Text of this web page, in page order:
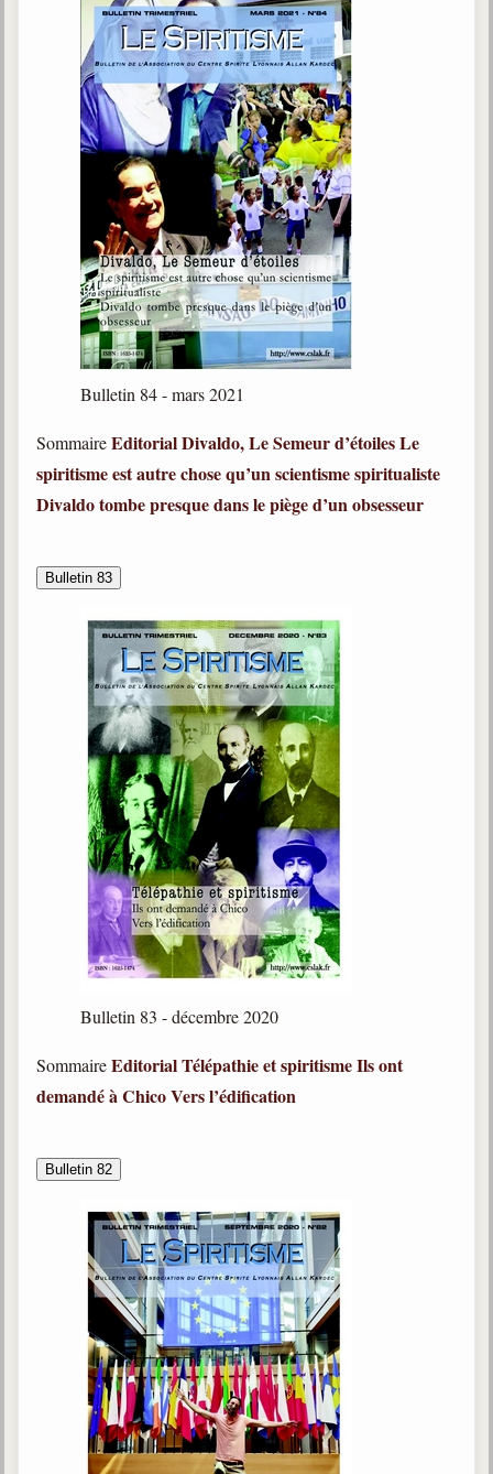
Bulletin 84 - mars 2021
SommaireEditorialDivaldo, Le Semeur d’étoilesLe
spiritisme est autre chose qu’un scientisme spiritualiste
Divaldo tombe presque dans le piège d’un obsesseur
Bulletin 83
Bulletin 83 - décembre 2020
SommaireEditorialTélépathie et spiritismeIls ont
demandé à ChicoVers l’édification
Bulletin 82